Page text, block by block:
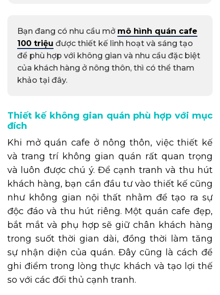
Bạn đang có nhu cầu mở mô hình quán cafe
100 triệu được thiết kế linh hoạt và sáng tạo
để phù hợp với không gian và nhu cầu đặc biệt
của khách hàng ở nông thôn, thì có thể tham
khảo tại đây.
Thiết kế không gian quán phù hợp với mục
đích
Khi mở quán cafe ở nông thôn, việc thiết kế
và trang trí không gian quán rất quan trọng
và luôn được chú ý. Để cạnh tranh và thu hút
khách hàng, bạn cần đầu tư vào thiết kế cũng
như không gian nội thất nhằm để tạo ra sự
độc đáo và thu hút riêng. Một quán cafe đẹp,
bắt mắt và phụ hợp sẽ giữ chân khách hàng
trong suốt thời gian dài, đồng thời làm tăng
sự nhận diện của quán. Đây cũng là cách để
ghi điểm trong lòng thực khách và tạo lợi thế
so với các đối thủ cạnh tranh.